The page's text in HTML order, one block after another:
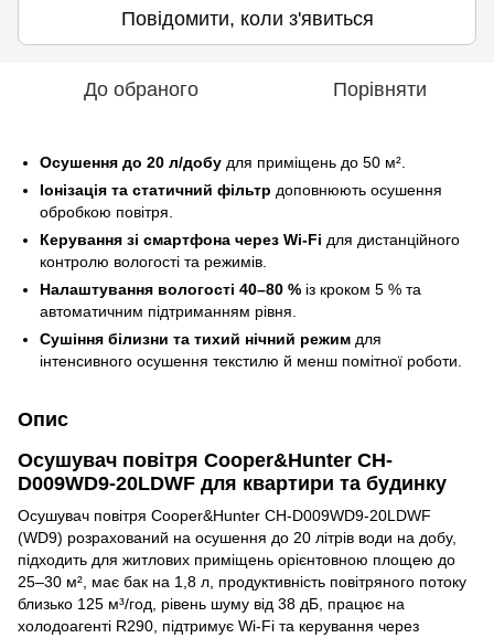
Повідомити, коли з'явиться
До обраного Порівняти
Осушення до 20 л/добу для приміщень до 50 м².
Іонізація та статичний фільтр доповнюють осушення
обробкою повітря.
Керування зі смартфона через Wi‑Fi для дистанційного
контролю вологості та режимів.
Налаштування вологості 40–80 % із кроком 5 % та
автоматичним підтриманням рівня.
Сушіння білизни та тихий нічний режим для
інтенсивного осушення текстилю й менш помітної роботи.
Опис
Осушувач повітря Cooper&Hunter CH-
D009WD9-20LDWF для квартири та будинку
Осушувач повітря Cooper&Hunter CH-D009WD9-20LDWF
(WD9) розрахований на осушення до 20 літрів води на добу,
підходить для житлових приміщень орієнтовною площею до
25–30 м², має бак на 1,8 л, продуктивність повітряного потоку
близько 125 м³/год, рівень шуму від 38 дБ, працює на
холодоагенті R290, підтримує Wi-Fi та керування через